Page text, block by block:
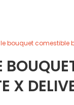
le bouquet comestible
X